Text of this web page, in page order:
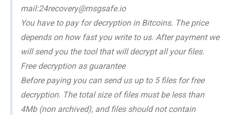
mail:24recovery@msgsafe.io
You have to pay for decryption in Bitcoins. The price
depends on how fast you write to us. After payment we
will send you the tool that will decrypt all your files.
Free decryption as guarantee
Before paying you can send us up to 5 files for free
decryption. The total size of files must be less than
4Mb (non archived), and files should not contain